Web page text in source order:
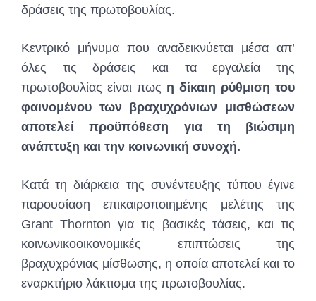
δράσεις της πρωτοβουλίας.
Κεντρικό μήνυμα που αναδεικνύεται μέσα απ’
όλες τις δράσεις και τα εργαλεία της
πρωτοβουλίας είναι πως η δίκαιη ρύθμιση του
φαινομένου των βραχυχρόνιων μισθώσεων
αποτελεί προϋπόθεση για τη βιώσιμη
ανάπτυξη και την κοινωνική συνοχή.
Κατά τη διάρκεια της συνέντευξης τύπου έγινε
παρουσίαση επικαιροποιημένης μελέτης της
Grant Thornton για τις βασικές τάσεις, και τις
κοινωνικοοικονομικές επιπτώσεις της
βραχυχρόνιας μίσθωσης, η οποία αποτελεί και το
εναρκτήριο λάκτισμα της πρωτοβουλίας.